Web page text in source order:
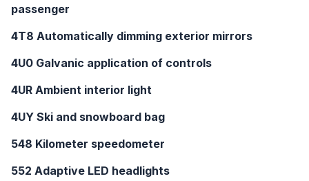
passenger
4T8 Automatically dimming exterior mirrors
4U0 Galvanic application of controls
4UR Ambient interior light
4UY Ski and snowboard bag
548 Kilometer speedometer
552 Adaptive LED headlights